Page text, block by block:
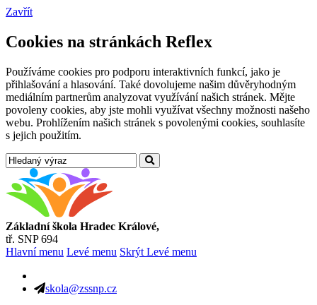
Zavřít
Cookies na stránkách Reflex
Používáme cookies pro podporu interaktivních funkcí, jako je
přihlašování a hlasování. Také dovolujeme našim důvěryhodným
mediálním partnerům analyzovat využívání našich stránek. Mějte
povoleny cookies, aby jste mohli využívat všechny možnosti našeho
webu. Prohlížením našich stránek s povolenými cookies, souhlasíte
s jejich použitím.
Základní škola Hradec Králové,
tř. SNP 694
Hlavní menu Levé menu Skrýt Levé menu
skola@zssnp.cz